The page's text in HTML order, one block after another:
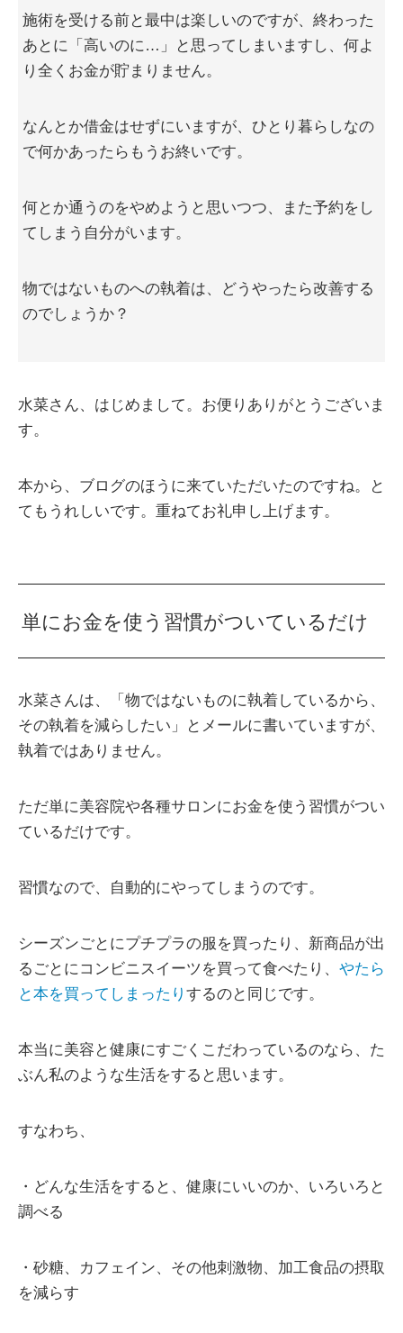
施術を受ける前と最中は楽しいのですが、終わった
あとに「高いのに…」と思ってしまいますし、何よ
り全くお金が貯まりません。
なんとか借金はせずにいますが、ひとり暮らしなの
で何かあったらもうお終いです。
何とか通うのをやめようと思いつつ、また予約をし
てしまう自分がいます。
物ではないものへの執着は、どうやったら改善する
のでしょうか？
水菜さん、はじめまして。お便りありがとうございま
す。
本から、ブログのほうに来ていただいたのですね。と
てもうれしいです。重ねてお礼申し上げます。
単にお金を使う習慣がついているだけ
水菜さんは、「物ではないものに執着しているから、
その執着を減らしたい」とメールに書いていますが、
執着ではありません。
ただ単に美容院や各種サロンにお金を使う習慣がつい
ているだけです。
習慣なので、自動的にやってしまうのです。
シーズンごとにプチプラの服を買ったり、新商品が出
るごとにコンビニスイーツを買って食べたり、 やたら
と本を買ってしまったり するのと同じです。
本当に美容と健康にすごくこだわっているのなら、た
ぶん私のような生活をすると思います。
すなわち、
・どんな生活をすると、健康にいいのか、いろいろと
調べる
・砂糖、カフェイン、その他刺激物、加工食品の摂取
を減らす